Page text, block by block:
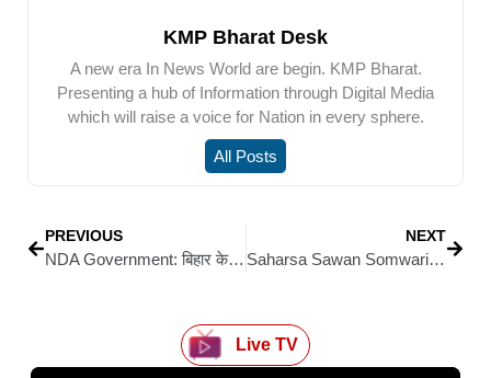
KMP Bharat Desk
A new era In News World are begin. KMP Bharat.
Presenting a hub of Information through Digital Media
which will raise a voice for Nation in every sphere.
All Posts
PREVIOUS
NDA Government: बिहार के युवाओं को बड़ी सौगात: शिक्षक भर्ती में अब मिलेगा डोमिसाइल आधारित आरक्षण
NEXT
Saharsa Sawan Somwari: सुबह से देर शाम तक “हर हर महादेव” और “बोल बम” के जयघोष से गूंजा सहरसा क्षेत्र
Live TV